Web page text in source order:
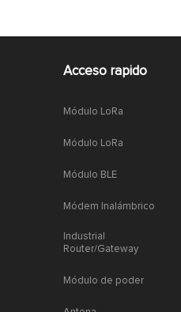
Acceso rapido
Módulo LoRa
Módulo LoRa
Módulo BLE
Módem Inalámbrico
Industrial
Router/Gateway
Módulo de poder